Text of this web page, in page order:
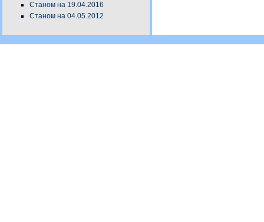
Станом на 19.04.2016
Станом на 04.05.2012